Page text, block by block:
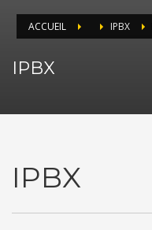
ACCUEIL IPBX
IPBX
IPBX